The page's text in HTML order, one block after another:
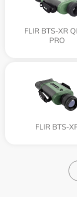
FLIR BTS-XR
PRO
FLIR BTS-